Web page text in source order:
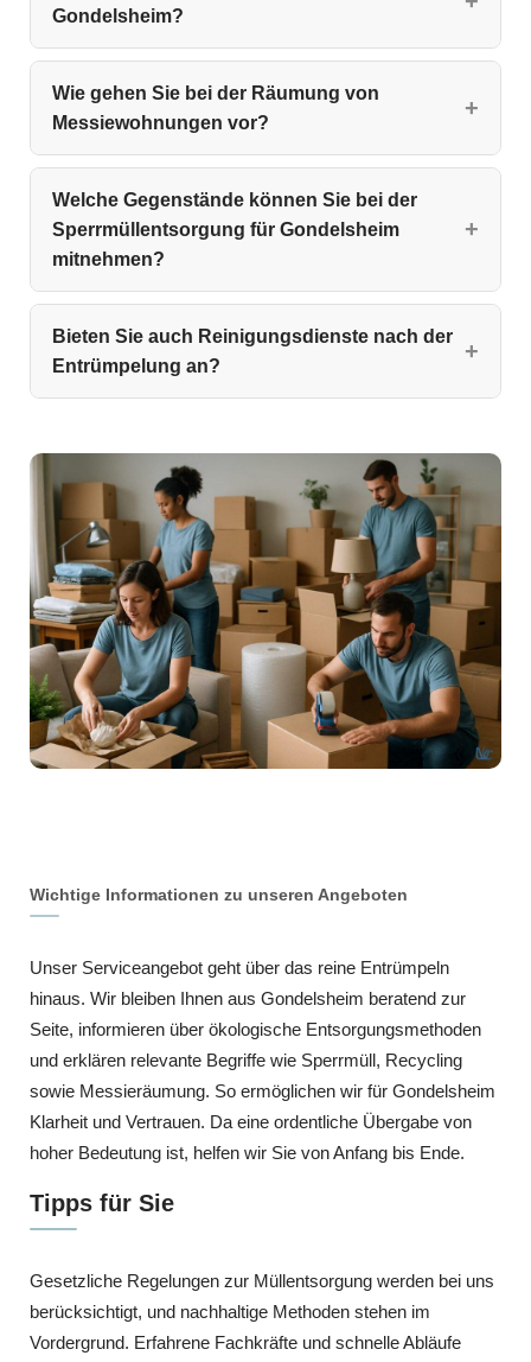
Gondelsheim?
Wie gehen Sie bei der Räumung von
Messiewohnungen vor?
Welche Gegenstände können Sie bei der
Sperrmüllentsorgung für Gondelsheim
mitnehmen?
Bieten Sie auch Reinigungsdienste nach der
Entrümpelung an?
Wichtige Informationen zu unseren Angeboten
Unser Serviceangebot geht über das reine Entrümpeln
hinaus. Wir bleiben Ihnen aus Gondelsheim beratend zur
Seite, informieren über ökologische Entsorgungsmethoden
und erklären relevante Begriffe wie Sperrmüll, Recycling
sowie Messieräumung. So ermöglichen wir für Gondelsheim
Klarheit und Vertrauen. Da eine ordentliche Übergabe von
hoher Bedeutung ist, helfen wir Sie von Anfang bis Ende.
Tipps für Sie
Gesetzliche Regelungen zur Müllentsorgung werden bei uns
berücksichtigt, und nachhaltige Methoden stehen im
Vordergrund. Erfahrene Fachkräfte und schnelle Abläufe